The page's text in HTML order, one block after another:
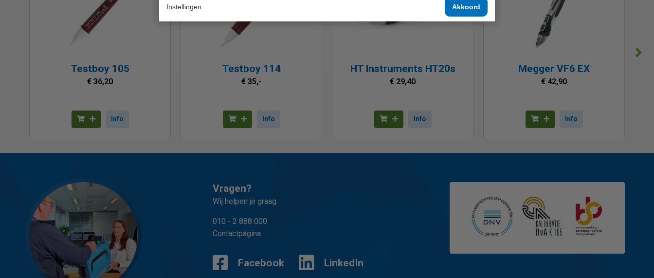
Instellingen Akkoord
Testboy 105
€ 36,20
Info
Testboy 114
€ 35,-
Info
HT Instruments HT20s
€ 29,40
Info
Megger VF6 EX
€ 42,90
Info
Vragen?
Wij helpen je graag.
010 - 2 888 000
Contactpagina
Facebook LinkedIn